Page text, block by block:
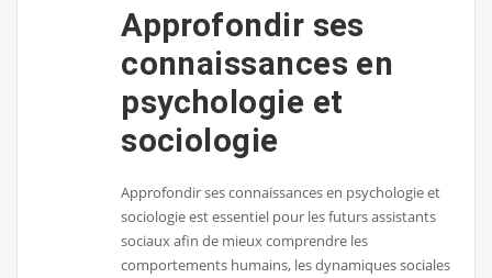
Approfondir ses
connaissances en
psychologie et
sociologie
Approfondir ses connaissances en psychologie et
sociologie est essentiel pour les futurs assistants
sociaux afin de mieux comprendre les
comportements humains, les dynamiques sociales